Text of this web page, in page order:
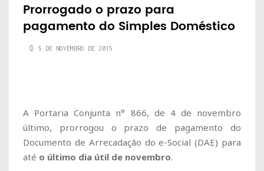
Prorrogado o prazo para
pagamento do Simples Doméstico
5 DE NOVEMBRO DE 2015
A Portaria Conjunta n° 866, de 4 de novembro
último, prorrogou o prazo de pagamento do
Documento de Arrecadação do e-Social (DAE) para
até o último dia útil de novembro.